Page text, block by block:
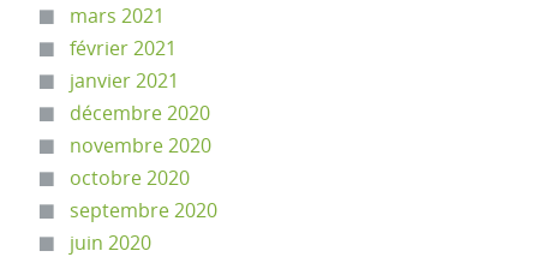
mars 2021
février 2021
janvier 2021
décembre 2020
novembre 2020
octobre 2020
septembre 2020
juin 2020